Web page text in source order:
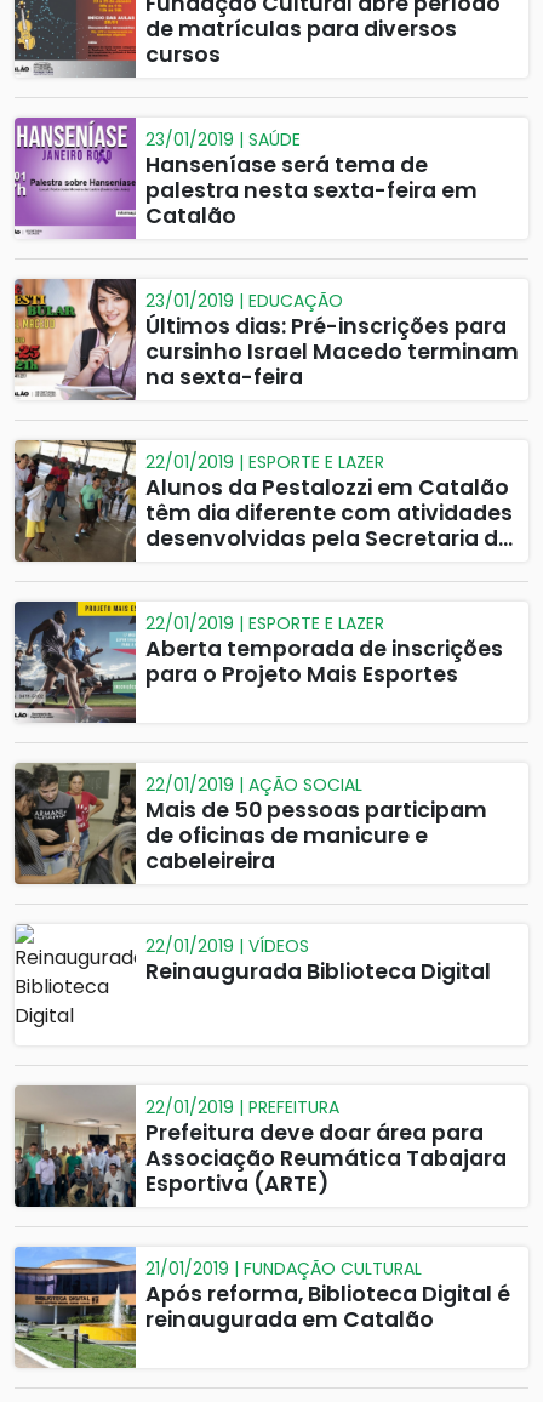
de matrículas para diversos
cursos
23/01/2019 | SAÚDE
Hanseníase será tema de
palestra nesta sexta-feira em
Catalão
23/01/2019 | EDUCAÇÃO
Últimos dias: Pré-inscrições para
cursinho Israel Macedo terminam
na sexta-feira
22/01/2019 | ESPORTE E LAZER
Alunos da Pestalozzi em Catalão
têm dia diferente com atividades
desenvolvidas pela Secretaria de
22/01/2019 | ESPORTE E LAZER
Aberta temporada de inscrições
para o Projeto Mais Esportes
22/01/2019 | AÇÃO SOCIAL
Mais de 50 pessoas participam
de oficinas de manicure e
cabeleireira
22/01/2019 | VÍDEOS
Reinaugurada Biblioteca Digital
22/01/2019 | PREFEITURA
Prefeitura deve doar área para
Associação Reumática Tabajara
Esportiva (ARTE)
21/01/2019 | FUNDAÇÃO CULTURAL
Após reforma, Biblioteca Digital é
reinaugurada em Catalão